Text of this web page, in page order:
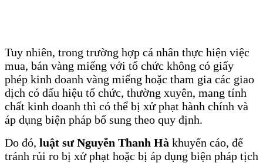
Tuy nhiên, trong trường hợp cá nhân thực hiện việc
mua, bán vàng miếng với tổ chức không có giấy
phép kinh doanh vàng miếng hoặc tham gia các giao
dịch có dấu hiệu tổ chức, thường xuyên, mang tính
chất kinh doanh thì có thể bị xử phạt hành chính và
áp dụng biện pháp bổ sung theo quy định.
Do đó, luật sư Nguyễn Thanh Hà khuyến cáo, để
tránh rủi ro bị xử phạt hoặc bị áp dụng biện pháp tịch